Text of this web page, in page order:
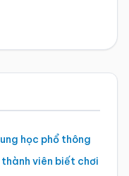
học phổ thông
viên biết chơi